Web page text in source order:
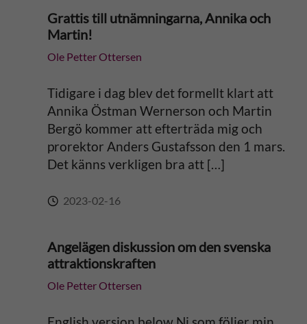
Grattis till utnämningarna, Annika och
Martin!
Ole Petter Ottersen
Tidigare i dag blev det formellt klart att
Annika Östman Wernerson och Martin
Bergö kommer att efterträda mig och
prorektor Anders Gustafsson den 1 mars.
Det känns verkligen bra att […]
2023-02-16
Angelägen diskussion om den svenska
attraktionskraften
Ole Petter Ottersen